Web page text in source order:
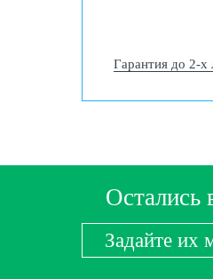
Гарантия до 2-х
Остались
Задайте их